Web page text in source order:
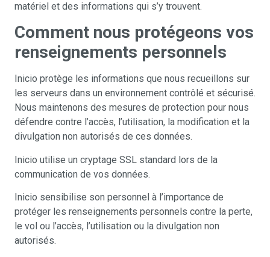
matériel et des informations qui s’y trouvent.
Comment nous protégeons vos
renseignements personnels
Inicio protège les informations que nous recueillons sur
les serveurs dans un environnement contrôlé et sécurisé.
Nous maintenons des mesures de protection pour nous
défendre contre l’accès, l’utilisation, la modification et la
divulgation non autorisés de ces données.
Inicio utilise un cryptage SSL standard lors de la
communication de vos données.
Inicio sensibilise son personnel à l’importance de
protéger les renseignements personnels contre la perte,
le vol ou l’accès, l’utilisation ou la divulgation non
autorisés.